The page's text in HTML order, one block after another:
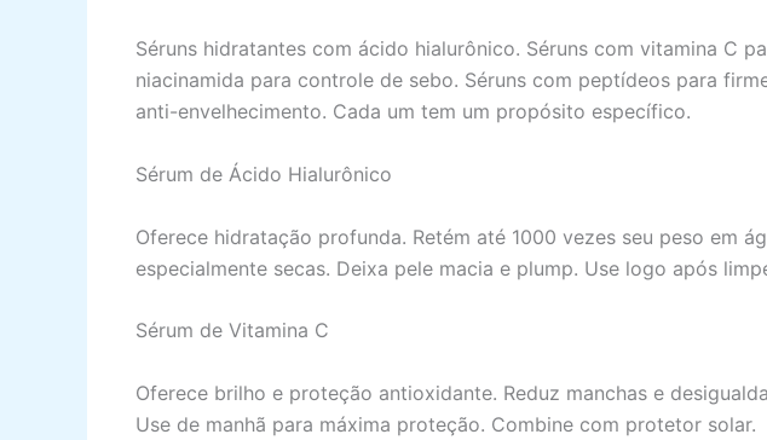
Séruns hidratantes com ácido hialurônico. Séruns com vitamina C
niacinamida para controle de sebo. Séruns com peptídeos para
anti-envelhecimento. Cada um tem um propósito específico.
Sérum de Ácido Hialurônico
Oferece hidratação profunda. Retém até 1000 vezes seu peso em
especialmente secas. Deixa pele macia e plump. Use logo após
Sérum de Vitamina C
Oferece brilho e proteção antioxidante. Reduz manchas e
Use de manhã para máxima proteção. Combine com protetor solar.